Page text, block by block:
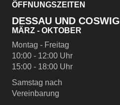
ÖFFNUNGSZEITEN
DESSAU UND COSWIG
MÄRZ - OKTOBER
Montag - Freitag
10:00 - 12:00 Uhr
15:00 - 18:00 Uhr
Samstag nach
Vereinbarung